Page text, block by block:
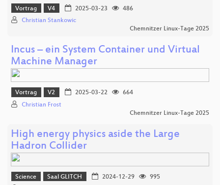
Vortrag V4 2025-03-23
486
Christian Stankowic
Chemnitzer Linux-Tage 2025
Incus – ein System Container und Virtual
Machine Manager
Vortrag V2 2025-03-22
664
Christian Frost
Chemnitzer Linux-Tage 2025
High energy physics aside the Large
Hadron Collider
Science Saal GLITCH 2024-12-29
995